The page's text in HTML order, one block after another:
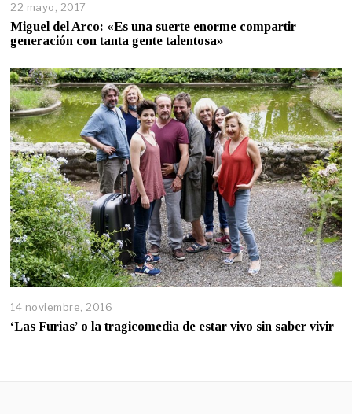
22 mayo, 2017
Miguel del Arco: «Es una suerte enorme compartir
generación con tanta gente talentosa»
14 noviembre, 2016
‘Las Furias’ o la tragicomedia de estar vivo sin saber vivir